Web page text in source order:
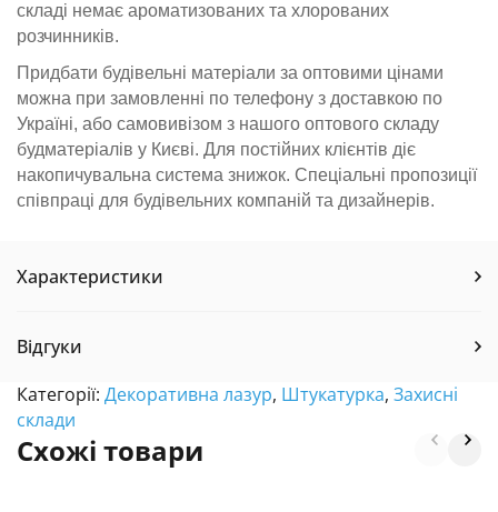
складі немає ароматизованих та хлорованих
розчинників.
Придбати будівельні матеріали за оптовими цінами
можна при замовленні по телефону з доставкою по
Україні, або самовивізом з нашого оптового складу
будматеріалів у Києві. Для постійних клієнтів діє
накопичувальна система знижок. Спеціальні пропозиції
співпраці для будівельних компаній та дизайнерів.
Характеристики
Відгуки
Категорії: Декоративна лазур, Штукатурка, Захисні
склади
Схожі товари